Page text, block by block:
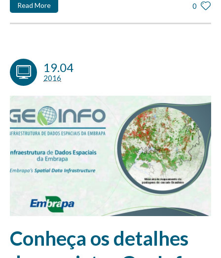
0
Read More
19.04
2016
Conheça os detalhes